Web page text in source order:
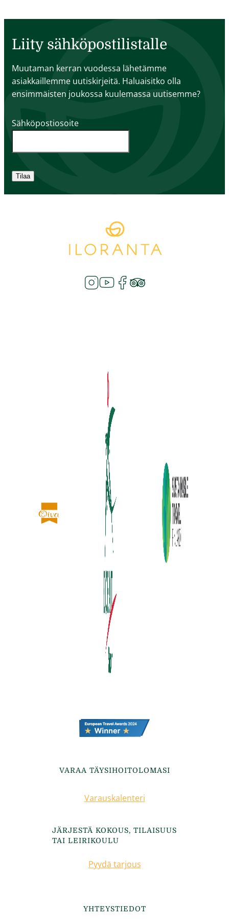
Liity sähköpostilistalle
Muutaman kerran vuodessa lähetämme
asiakkaillemme uutiskirjeitä. Haluaisitko olla
ensimmäisten joukossa kuulemassa uutisemme?
Sähköpostiosoite
Tilaa
VARAA TÄYSIHOITOLOMASI
Varauskalenteri
JÄRJESTÄ KOKOUS, TILAISUUS
TAI LEIRIKOULU
Pyydä tarjous
YHTEYSTIEDOT